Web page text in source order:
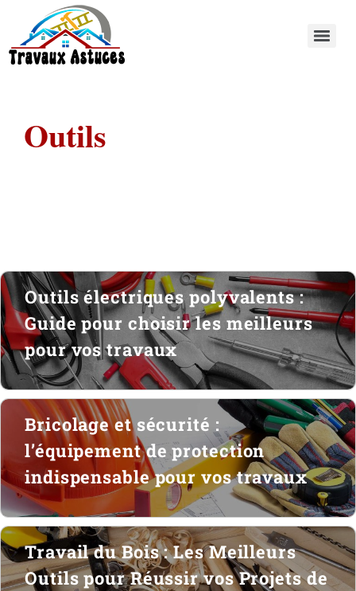
Outils
Outils électriques polyvalents :
Guide pour choisir les meilleurs
pour vos travaux
Bricolage et sécurité :
l’équipement de protection
indispensable pour vos travaux
Travail du Bois : Les Meilleurs
Outils pour Réussir vos Projets de